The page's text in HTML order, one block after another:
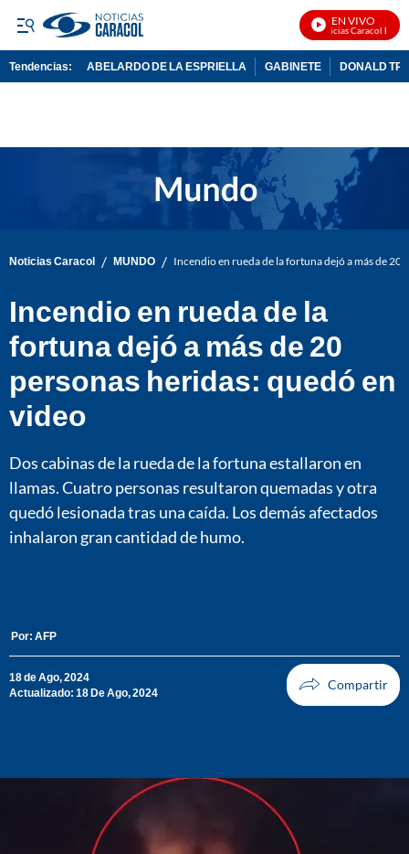
EN VIVO
Noticias Caracol En
Tendencias: ABELARDO DE LA ESPRIELLA GABINETE DONALD
Noticias Caracol / MUNDO / Incendio en rueda de la fortuna dejó a más de 20
Incendio en rueda de la
fortuna dejó a más de 20
personas heridas: quedó en
video
Dos cabinas de la rueda de la fortuna estallaron en
llamas. Cuatro personas resultaron quemadas y otra
quedó lesionada tras una caída. Los demás afectados
inhalaron gran cantidad de humo.
Por: AFP
18 de Ago, 2024
Actualizado: 18 De Ago, 2024